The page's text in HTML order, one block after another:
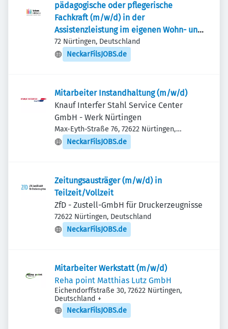
pädagogische oder pflegerische
Fachkraft (m/w/d) in der
Assistenzleistung im eigenen Wohn- und
Sozialraum
72 Nürtingen, Deutschland
NeckarFilsJOBS.de
Mitarbeiter Instandhaltung (m/w/d)
Knauf Interfer Stahl Service Center
GmbH - Werk Nürtingen
Max-Eyth-Straße 76, 72622 Nürtingen,
Deutschland
NeckarFilsJOBS.de
Zeitungsausträger (m/w/d) in
Teilzeit/Vollzeit
ZfD - Zustell-GmbH für Druckerzeugnisse
72622 Nürtingen, Deutschland
NeckarFilsJOBS.de
Mitarbeiter Werkstatt (m/w/d)
Reha point Matthias Lutz GmbH
Eichendorffstraße 30, 72622 Nürtingen,
Deutschland +
NeckarFilsJOBS.de